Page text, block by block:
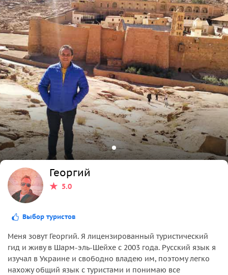
Георгий
5.0
Выбор туристов
Меня зовут Георгий. Я лицензированный туристический
гид и живу в Шарм-эль-Шейхе с 2003 года. Русский язык я
изучал в Украине и свободно владею им, поэтому легко
нахожу общий язык с туристами и понимаю все